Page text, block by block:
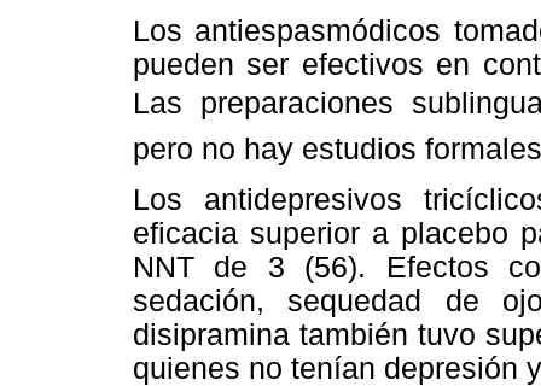
Los antiespasmódicos
pueden ser efectivos en
Las preparaciones
pero no hay estudios
Los antidepresivos
eficacia superior a placebo
NNT de 3 (56). Efectos
sedación, sequedad de
disipramina también tuvo
quienes no tenían depresión